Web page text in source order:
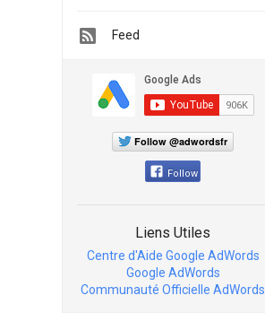
Feed
Follow @adwordsfr
Follow
Liens Utiles
Centre d'Aide Google AdWords
Google AdWords
Communauté Officielle AdWords